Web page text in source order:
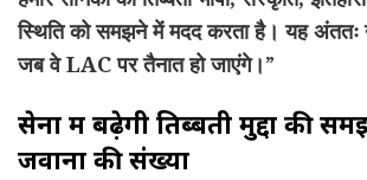
स्थिति को समझने में मदद करता है। यह अंततः
जब वे LAC पर तैनात हो जाएंगे।”
सेना में बढ़ेगी तिब्बती मुद्दों की
जवानों की संख्या